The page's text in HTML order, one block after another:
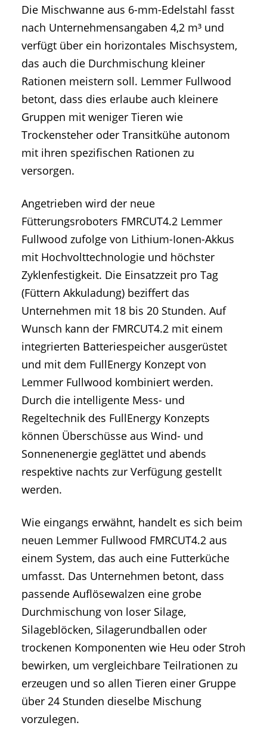
Die Mischwanne aus 6-mm-Edelstahl fasst
nach Unternehmensangaben 4,2 m³ und
verfügt über ein horizontales Mischsystem,
das auch die Durchmischung kleiner
Rationen meistern soll. Lemmer Fullwood
betont, dass dies erlaube auch kleinere
Gruppen mit weniger Tieren wie
Trockensteher oder Transitkühe autonom
mit ihren spezifischen Rationen zu
versorgen.
Angetrieben wird der neue
Fütterungsroboters FMRCUT4.2 Lemmer
Fullwood zufolge von Lithium-Ionen-Akkus
mit Hochvolttechnologie und höchster
Zyklenfestigkeit. Die Einsatzzeit pro Tag
(Füttern Akkuladung) beziffert das
Unternehmen mit 18 bis 20 Stunden. Auf
Wunsch kann der FMRCUT4.2 mit einem
integrierten Batteriespeicher ausgerüstet
und mit dem FullEnergy Konzept von
Lemmer Fullwood kombiniert werden.
Durch die intelligente Mess- und
Regeltechnik des FullEnergy Konzepts
können Überschüsse aus Wind- und
Sonnenenergie geglättet und abends
respektive nachts zur Verfügung gestellt
werden.
Wie eingangs erwähnt, handelt es sich beim
neuen Lemmer Fullwood FMRCUT4.2 aus
einem System, das auch eine Futterküche
umfasst. Das Unternehmen betont, dass
passende Auflösewalzen eine grobe
Durchmischung von loser Silage,
Silageblöcken, Silagerundballen oder
trockenen Komponenten wie Heu oder Stroh
bewirken, um vergleichbare Teilrationen zu
erzeugen und so allen Tieren einer Gruppe
über 24 Stunden dieselbe Mischung
vorzulegen.